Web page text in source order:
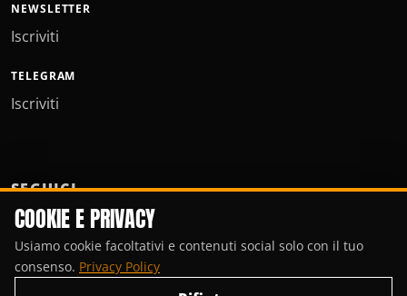
NEWSLETTER
Iscriviti
TELEGRAM
Iscriviti
SEGUICI
COOKIE E PRIVACY
Usiamo cookie facoltativi e contenuti social solo con il tuo
consenso. Privacy Policy